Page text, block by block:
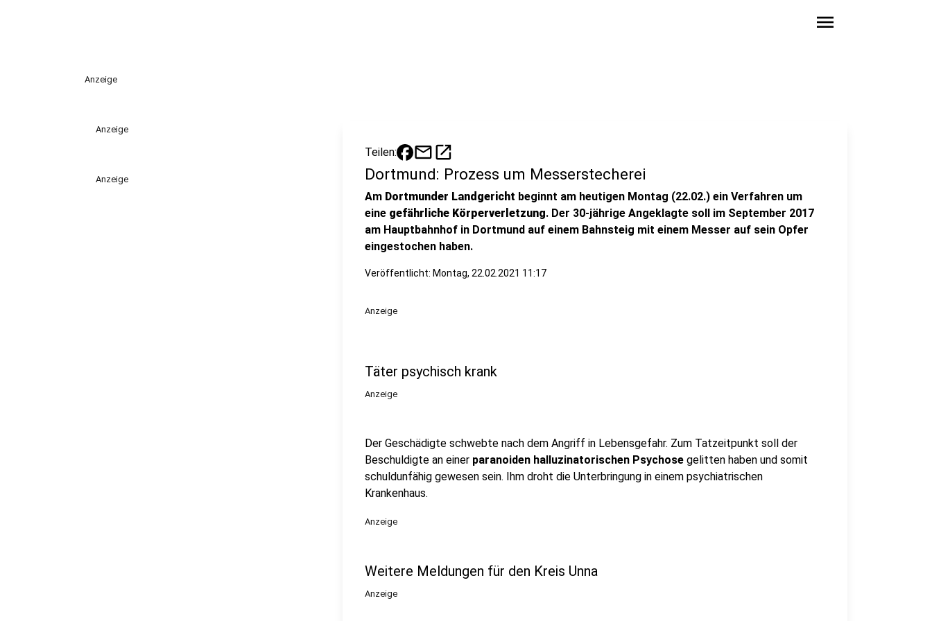
menu
Anzeige
Anzeige
Anzeige
Teilen: mailopen_in_new
Dortmund: Prozess um Messerstecherei
Am Dortmunder Landgericht beginnt am heutigen Montag (22.02.) ein Verfahren um
eine gefährliche Körperverletzung. Der 30-jährige Angeklagte soll im September 2017
am Hauptbahnhof in Dortmund auf einem Bahnsteig mit einem Messer auf sein Opfer
eingestochen haben.
Veröffentlicht: Montag, 22.02.2021 11:17
Anzeige
Täter psychisch krank
Anzeige
Der Geschädigte schwebte nach dem Angriff in Lebensgefahr. Zum Tatzeitpunkt soll der
Beschuldigte an einer paranoiden halluzinatorischen Psychose gelitten haben und somit
schuldunfähig gewesen sein. Ihm droht die Unterbringung in einem psychiatrischen
Krankenhaus.
Anzeige
Weitere Meldungen für den Kreis Unna
Anzeige